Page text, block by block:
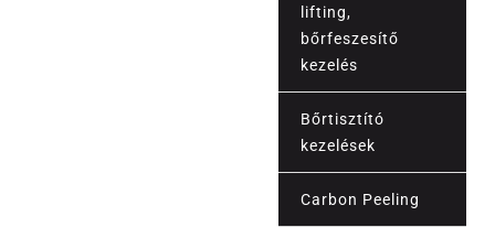
lifting,
bőrfeszesítő
kezelés
Bőrtisztító
kezelések
Carbon Peeling